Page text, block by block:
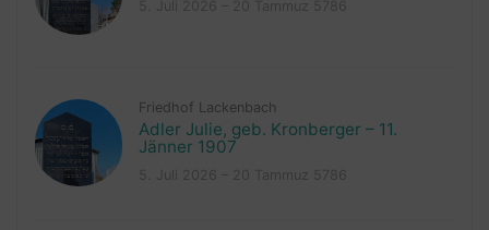
Friedhof Lackenbach
Adler Julie, geb. Kronberger – 11.
Jänner 1907